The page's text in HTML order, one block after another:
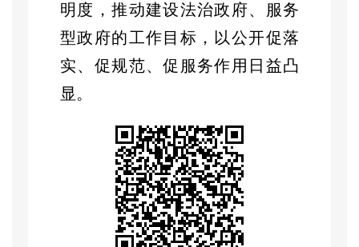
明度，推动建设法治政府、服务
型政府的工作目标， 以公开促落
实、促规范、促服务作用日益凸
显。
（一）主动公开情况
按照“先审查、后公开
认真执行信息公开保密审查流
程，对主动公开的公文、信息进